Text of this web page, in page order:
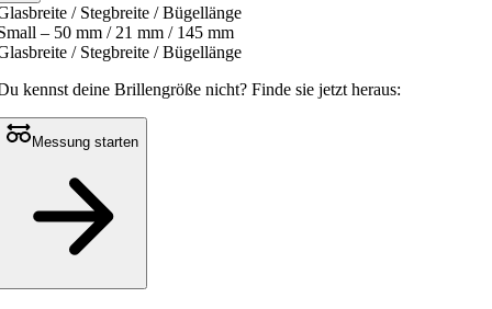
/ Stegbreite / Bügellänge
– 50 mm / 21 mm / 145 mm
/ Stegbreite / Bügellänge
kennst deine Brillengröße nicht?Finde sie jetzt heraus:
Messung starten